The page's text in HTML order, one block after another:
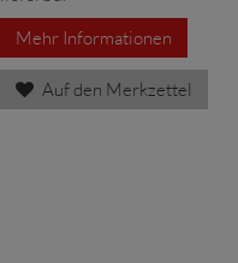
Mehr Informationen
Auf den Merkzettel